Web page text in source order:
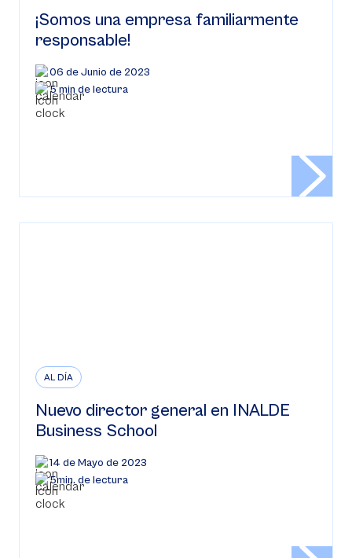
¡Somos una empresa familiarmente
responsable!
06 de Junio de 2023
5 min de lectura
AL DÍA
Nuevo director general en INALDE
Business School
14 de Mayo de 2023
5min. de lectura